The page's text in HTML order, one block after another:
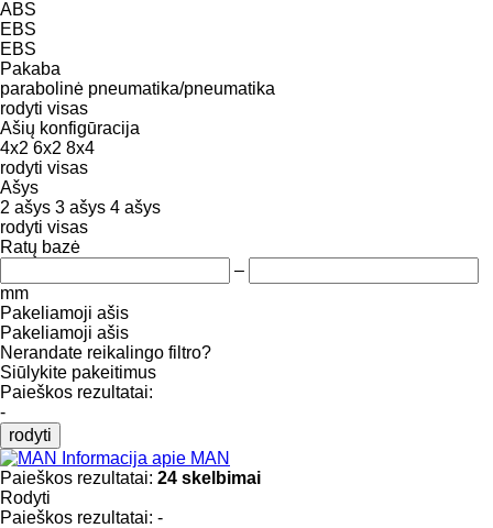
ABS
EBS
EBS
Pakaba
parabolinė pneumatika/pneumatika
rodyti visas
Ašių konfigūracija
4x2 6x2 8x4
rodyti visas
Ašys
2 ašys 3 ašys 4 ašys
rodyti visas
Ratų bazė
–
mm
Pakeliamoji ašis
Pakeliamoji ašis
Nerandate reikalingo filtro?
Siūlykite pakeitimus
Paieškos rezultatai:
-
rodyti
Informacija apie MAN
Paieškos rezultatai: 24 skelbimai
Rodyti
Paieškos rezultatai: -